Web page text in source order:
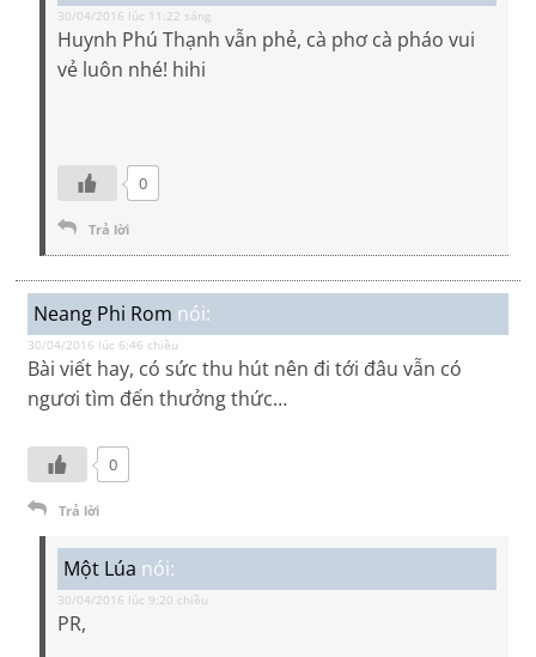
30/04/2016 lúc 11:22 sáng
Huynh Phú Thạnh vẫn phẻ, cà phơ cà pháo vui
vẻ luôn nhé! hihi
0
Trả lời
Neang Phi Rom nói:
30/04/2016 lúc 6:46 chiều
Bài viết hay, có sức thu hút nên đi tới đâu vẫn có
ngươi tìm đến thưởng thức…
0
Trả lời
Một Lúa nói:
30/04/2016 lúc 9:20 chiều
PR,